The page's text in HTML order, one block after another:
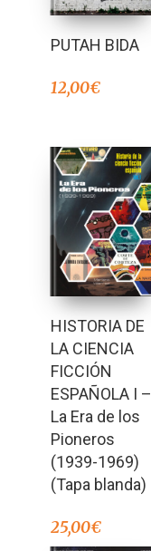
PUTAH BIDA
12,00€
HISTORIA DE
LA CIENCIA
FICCIÓN
ESPAÑOLA I –
La Era de los
Pioneros
(1939-1969)
(Tapa blanda)
25,00€